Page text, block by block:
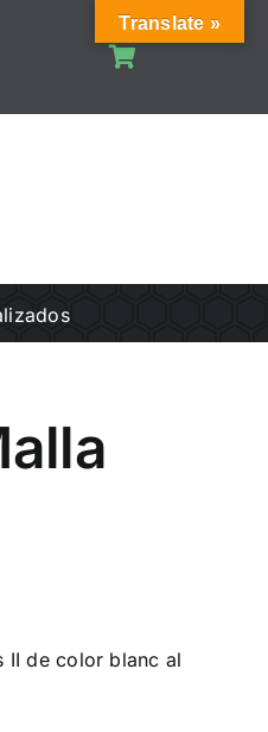
II de color blanc al
Translate »